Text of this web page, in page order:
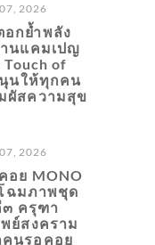
2026
กย้ำพลัง
นแคมเปญ
Touch of
นุนให้ทุกคน
ผัสความสุข
2026
อย MONO
ฉมภาพชุด
๓ ครุฑา
ย์สงคราม
นรอคอย